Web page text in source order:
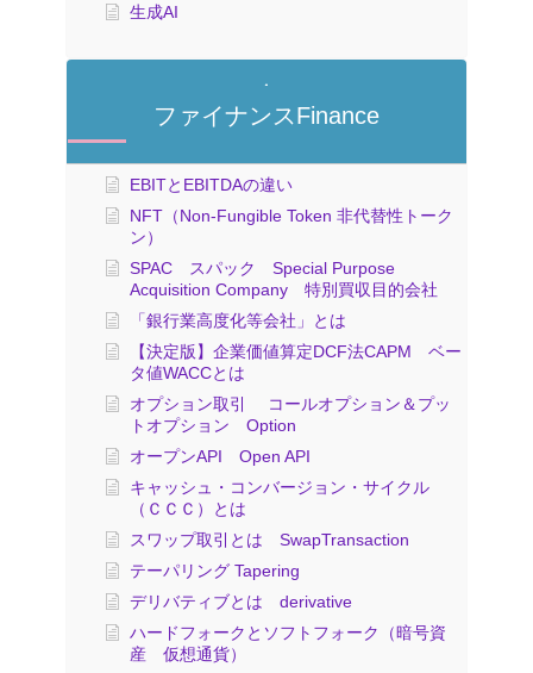
生成AI
ファイナンスFinance
EBITとEBITDAの違い
NFT（Non-Fungible Token 非代替性トーク
ン）
SPAC スパック Special Purpose
Acquisition Company 特別買収目的会社
「銀行業高度化等会社」とは
【決定版】企業価値算定DCF法CAPM ベー
タ値WACCとは
オプション取引 コールオプション＆プッ
トオプション Option
オープンAPI Open API
キャッシュ・コンバージョン・サイクル
（ＣＣＣ）とは
スワップ取引とは SwapTransaction
テーパリング Tapering
デリバティブとは derivative
ハードフォークとソフトフォーク（暗号資
産 仮想通貨）